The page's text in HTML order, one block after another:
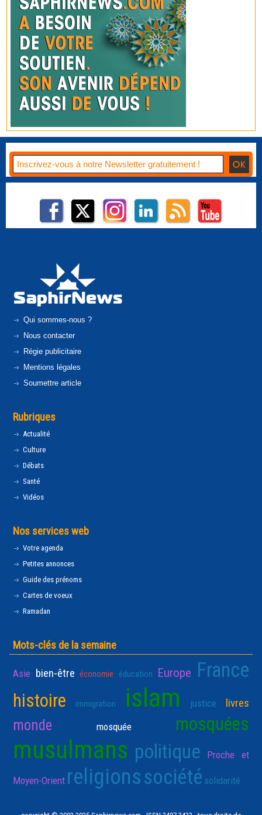
Qui sommes-nous ?
Nous contacter
Régie publicitaire
Mentions légales
Soumettre article
Rubriques
Actualité
Culture
Débats
Santé
Vidéos
Nos services web
Votre agenda
Petites annonces
Guide des prénoms
Cartes de voeux
Ramadan
Mots-clés de la semaine
Asie bien-être économie éducation Europe France
histoire immigration islam justice livres
monde mosquée mosquées
musulmans politique Proche et
Moyen-Orient religionssociété solidarité